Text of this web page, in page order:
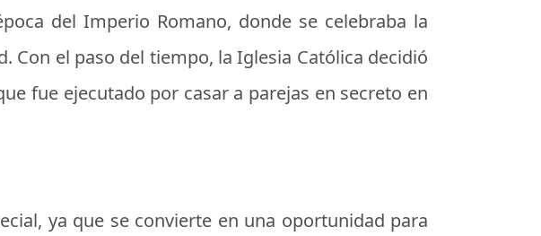
del Imperio Romano, donde se celebraba la
Con el paso del tiempo, la Iglesia Católica decidió
fue ejecutado por casar a parejas en secreto en
ya que se convierte en una oportunidad para